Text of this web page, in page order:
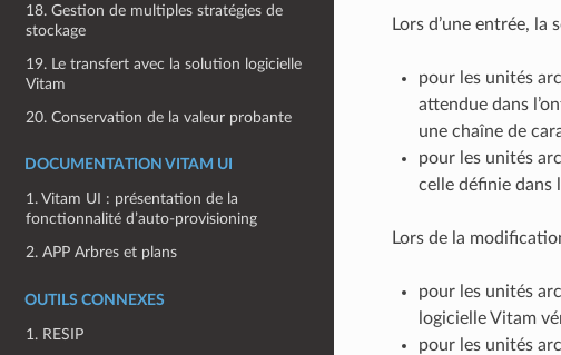
18. Gestion de multiples stratégies de
stockage
19. Le transfert avec la solution logicielle
Vitam
20. Conservation de la valeur probante
DOCUMENTATION VITAM UI
1. Vitam UI : présentation de la
fonctionnalité d’auto-provisioning
2. APP Arbres et plans
OUTILS CONNEXES
1. RESIP
Lors d’une entrée,
pour les unités
attendue dans
une chaîne de
pour les unités
celle définie dans
Lors de la
pour les unités
logicielle Vitam
pour les unités